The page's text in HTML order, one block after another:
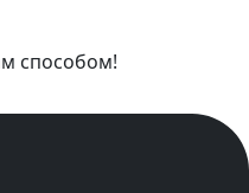
способом!